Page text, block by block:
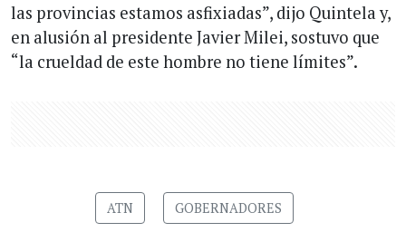
las provincias estamos asfixiadas”, dijo Quintela y,
en alusión al presidente Javier Milei, sostuvo que
“la crueldad de este hombre no tiene límites”.
ATN GOBERNADORES